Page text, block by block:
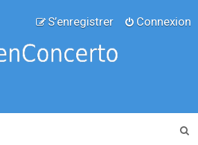
Connexion
S’enregistrer